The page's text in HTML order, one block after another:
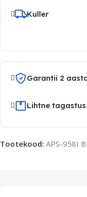
Kuller
Garantii 2
Lihtne tagastus
Tootekood: APS-958I